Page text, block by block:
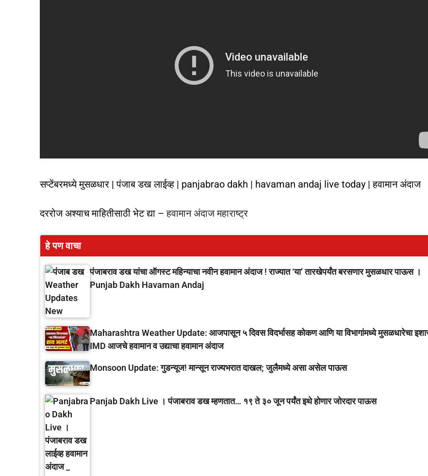
सप्टेंबरमध्ये मुसळधार | पंजाब डख लाईव्ह | panjabrao dakh | havaman andaj live today | हवामान अंदाज
दररोज अश्याच माहितीसाठी भेट द्या –हवामान अंदाज महाराष्ट्र
हे पण वाचा
पंजाबराव डख यांचा ऑगस्ट महिन्याचा नवीन हवामान अंदाज ! राज्यात ‘या’ तारखेपर्यंत बरसणार मुसळधार पाऊस ।
Punjab Dakh Havaman Andaj
Maharashtra Weather Update: आजपासून ५ दिवस विदर्भासह कोकण आणि या विभागांमध्ये मुसळधारेचा
IMD आजचे हवामान व उद्याचा हवामान अंदाज
Monsoon Update: गुडन्यूज! मान्सून राज्यभरात दाखल; जुलैमध्ये असा असेल पाऊस
Panjab Dakh Live । पंजाबराव डख म्हणतात… १९ ते ३० जून पर्यंत इथे होणार जोरदार पाऊस